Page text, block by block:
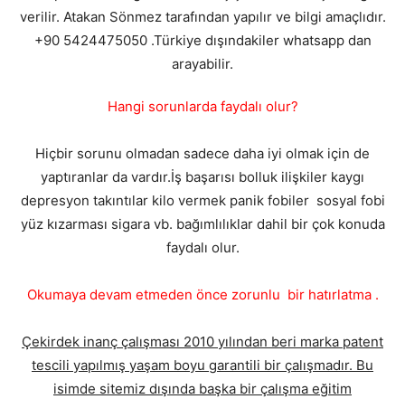
verilir. Atakan Sönmez tarafından yapılır ve bilgi amaçlıdır.
+90 5424475050 .Türkiye dışındakiler whatsapp dan
arayabilir.
Hangi sorunlarda faydalı olur?
Hiçbir sorunu olmadan sadece daha iyi olmak için de
yaptıranlar da vardır.İş başarısı bolluk ilişkiler kaygı
depresyon takıntılar kilo vermek panik fobiler sosyal fobi
yüz kızarması sigara vb. bağımlılıklar dahil bir çok konuda
faydalı olur.
Okumaya devam etmeden önce zorunlu bir hatırlatma .
Çekirdek inanç çalışması 2010 yılından beri marka patent
tescili yapılmış yaşam boyu garantili bir çalışmadır. Bu
isimde sitemiz dışında başka bir çalışma eğitim